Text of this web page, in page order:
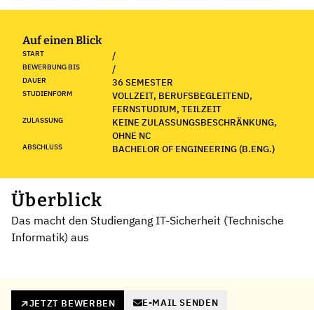
Auf einen Blick
START /
BEWERBUNG BIS /
DAUER 36 SEMESTER
STUDIENFORM
VOLLZEIT, BERUFSBEGLEITEND,
FERNSTUDIUM, TEILZEIT
ZULASSUNG
KEINE ZULASSUNGSBESCHRÄNKUNG,
OHNE NC
ABSCHLUSS BACHELOR OF ENGINEERING (B.ENG.)
Überblick
Das macht den Studiengang IT-Sicherheit (Technische
Informatik) aus
JETZT BEWERBEN E-MAIL SENDEN